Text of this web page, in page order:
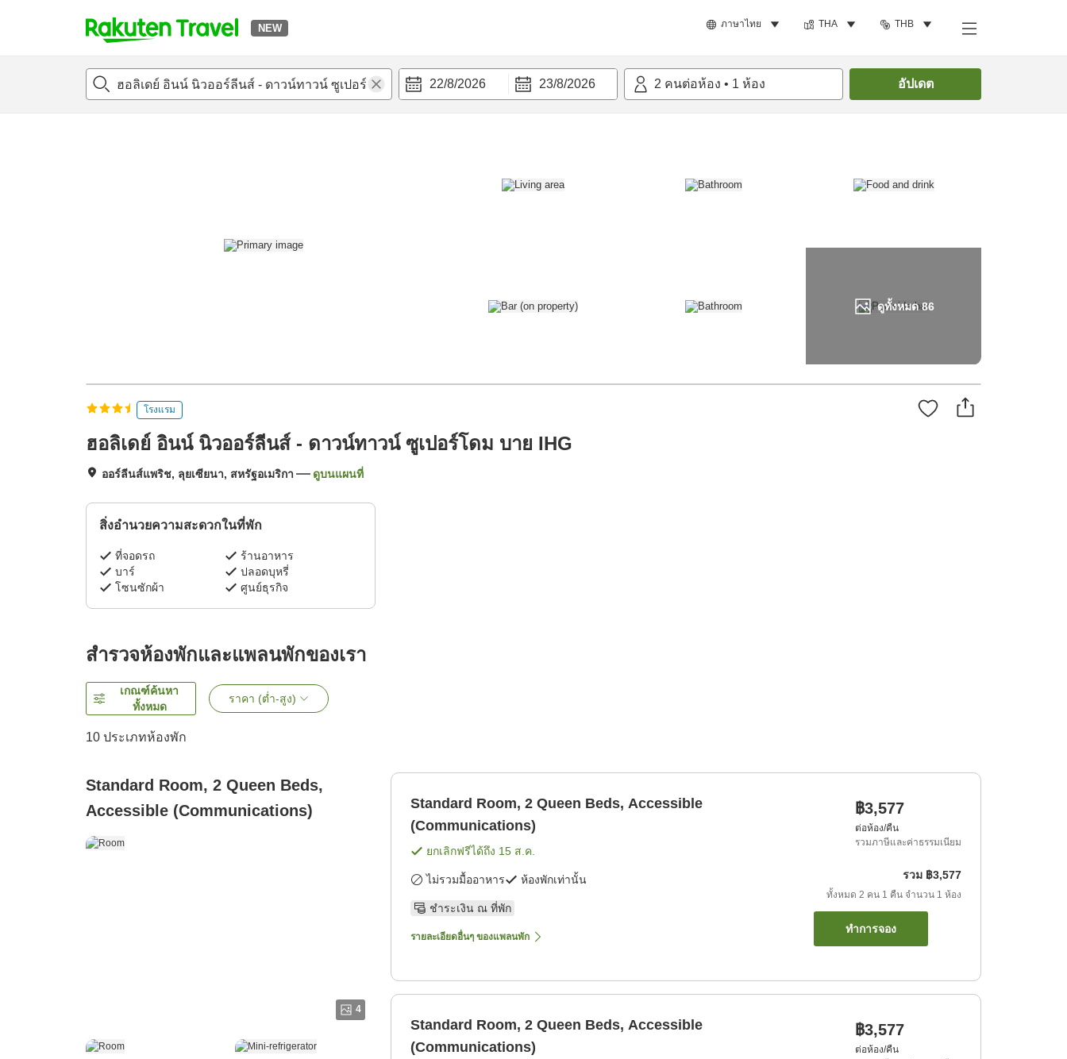
NEW ภาษาไทย THA THB
t
p
22/8/2026 23/8/2026 2 คนต่อห้อง • 1 ห้อง อัปเดต
ดูทั้งหมด86
แนะนำที่พักห้องพักและแพลนพักรีวิว สิ่่งอำนวยความสะดวก ค้นหาห้องพัก
โรงแรม
ฮอลิเดย์ อินน์ นิวออร์ลีนส์ - ดาวน์ทาวน์ ซูเปอร์โดม บาย IHG
ออร์ลีนส์แพริช, ลุยเซียนา, สหรัฐอเมริกา ดูบนแผนที่
สิ่งอำนวยความสะดวกในที่พัก
ที่จอดรถ
ร้านอาหาร
บาร์
ปลอดบุหรี่
โซนซักผ้า
ศูนย์ธุรกิจ
สำรวจห้องพักและแพลนพักของเรา
เกณฑ์ค้นหา
ทั้งหมด
ราคา (ต่ำ-สูง)
10 ประเภทห้องพัก
Standard Room, 2 Queen Beds,
Accessible (Communications)
4
Standard Room, 2 Queen Beds, Accessible
(Communications)
ยกเลิกฟรีได้ถึง 15 ส.ค.
ไม่รวมมื้ออาหาร ห้องพักเท่านั้น
ชำระเงิน ณ ที่พัก
รายละเอียดอื่นๆ ของแพลนพัก
฿3,577
ต่อห้อง/คืน
รวมภาษีและค่าธรรมเนียม
รวม ฿3,577
ทั้งหมด 2 คน 1 คืน จำนวน 1 ห้อง
ทำการจอง
Standard Room, 2 Queen Beds, Accessible
(Communications)
฿3,577
ต่อห้อง/คืน